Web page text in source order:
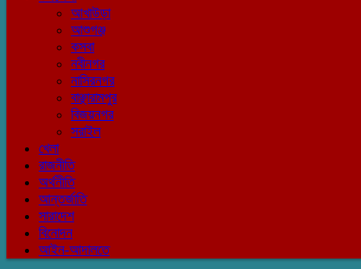
আখাউড়া
আশুগঞ্জ
কসবা
নবীনগর
নাসিরনগর
বাঞ্ছারামপুর
বিজয়নগর
সরাইল
খেলা
রাজনীতি
অর্থনীতি
আন্তর্জাতি
সারাদেশ
বিনোদন
আইন-আদালতে